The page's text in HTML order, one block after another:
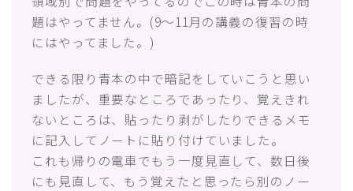
題はやってません。(9〜11月の講義の復習の時
にはやってました。)
できる限り青本の中で暗記をしていこうと思い
ましたが、重要なところであったり、覚えきれ
ないところは、貼ったり剥がしたりできるメモ
に記入してノートに貼り付けていました。
これも帰りの電車でもう一度見直して、数日後
にも見直して、もう覚えたと思ったら別のノー